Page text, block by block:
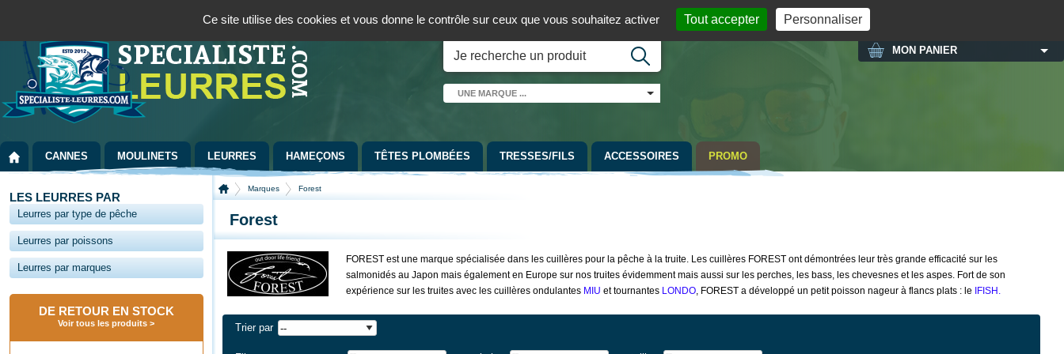
UNEMARQUE...
MON PANIER
CANNES MOULINETS LEURRES HAMEÇONS TÊTES PLOMBÉES TRESSES/FILS ACCESSOIRES PROMO
Marques Forest
Forest
FOREST est une marque spécialisée dans les cuillères pour la pêche à la truite. Les cuillères FOREST ont démontrées leur très grande efficacité sur les
salmonidés au Japon mais également en Europe sur nos truites évidemment mais aussi sur les perches, les bass, les chevesnes et les aspes. Fort de son
expérience sur les truites avec les cuillères ondulantes MIU et tournantes LONDO, FOREST a développé un petit poisson nageur à flancs plats : le IFISH.
Trier par
LES LEURRES PAR
Leurres par type de pêche
Leurres par poissons
Leurres par marques
DE RETOUR EN STOCK
Voir tous les produits
Ce site utilise des cookies et vous donne le contrôle sur ceux que vous souhaitez activer
Tout accepter Personnaliser